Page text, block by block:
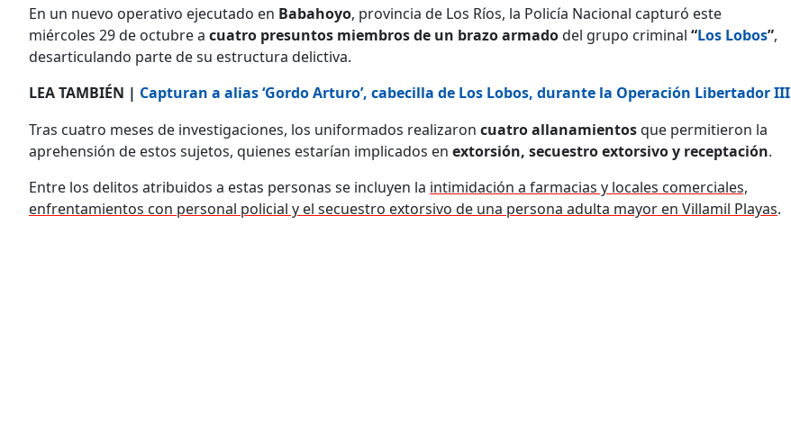
En un nuevo operativo ejecutado en Babahoyo, provincia de Los Ríos, la Policía Nacional capturó este
miércoles 29 de octubre a cuatro presuntos miembros de un brazo armadodel grupo criminal “Los Lobos”,
desarticulando parte de su estructura delictiva.
LEA TAMBIÉN | Capturan a alias ‘Gordo Arturo’, cabecilla de Los Lobos, durante la Operación Libertador III
Tras cuatro meses de investigaciones, los uniformados realizaron cuatro allanamientosque permitieron la
aprehensión de estos sujetos, quienes estarían implicados en extorsión, secuestro extorsivo y receptación.
Entre los delitos atribuidos a estas personas se incluyen la intimidación a farmacias y locales comerciales,
enfrentamientos con personal policial y el secuestro extorsivo de una persona adulta mayor en Villamil Playas.